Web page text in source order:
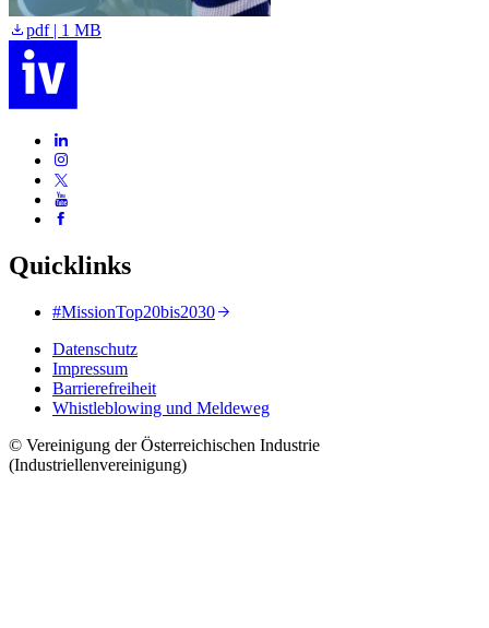
pdf | 1 MB
Quicklinks
#MissionTop20bis2030
Datenschutz
Impressum
Barrierefreiheit
Whistleblowing und Meldeweg
© Vereinigung der Österreichischen Industrie
(Industriellenvereinigung)